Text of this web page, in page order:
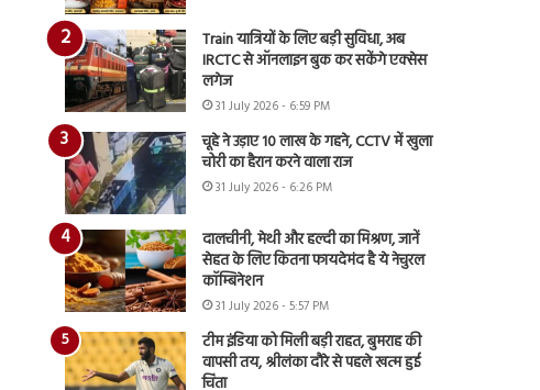
Train यात्रियों के लिए बड़ी सुविधा, अब
IRCTC से ऑनलाइन बुक कर सकेंगे एक्सेस
लगेज
31 July 2026 - 6:59 PM
चूहे ने उड़ाए 10 लाख के गहने, CCTV में खुला
चोरी का हैरान करने वाला राज
31 July 2026 - 6:26 PM
दालचीनी, मेथी और हल्दी का मिश्रण, जानें
सेहत के लिए कितना फायदेमंद है ये नेचुरल
कॉम्बिनेशन
31 July 2026 - 5:57 PM
टीम इंडिया को मिली बड़ी राहत, बुमराह की
वापसी तय, श्रीलंका दौरे से पहले खत्म हुई
चिंता